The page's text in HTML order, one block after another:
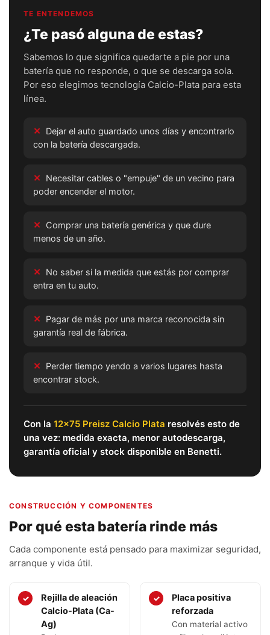
TE ENTENDEMOS
¿Te pasó alguna de estas?
Sabemos lo que significa quedarte a pie por una
batería que no responde, o que se descarga sola.
Por eso elegimos tecnología Calcio-Plata para esta
línea.
✕ Dejar el auto guardado unos días y encontrarlo
con la batería descargada.
✕ Necesitar cables o "empuje" de un vecino para
poder encender el motor.
✕ Comprar una batería genérica y que dure
menos de un año.
✕ No saber si la medida que estás por comprar
entra en tu auto.
✕ Pagar de más por una marca reconocida sin
garantía real de fábrica.
✕ Perder tiempo yendo a varios lugares hasta
encontrar stock.
Con la 12x75 Preisz Calcio Plata resolvés esto de
una vez: medida exacta, menor autodescarga,
garantía oficial y stock disponible en Benetti.
CONSTRUCCIÓN Y COMPONENTES
Por qué esta batería rinde más
Cada componente está pensado para maximizar seguridad,
arranque y vida útil.
✓
Rejilla de aleación
Calcio-Plata (Ca-
Ag)
✓
Placa positiva
reforzada
Con material activo